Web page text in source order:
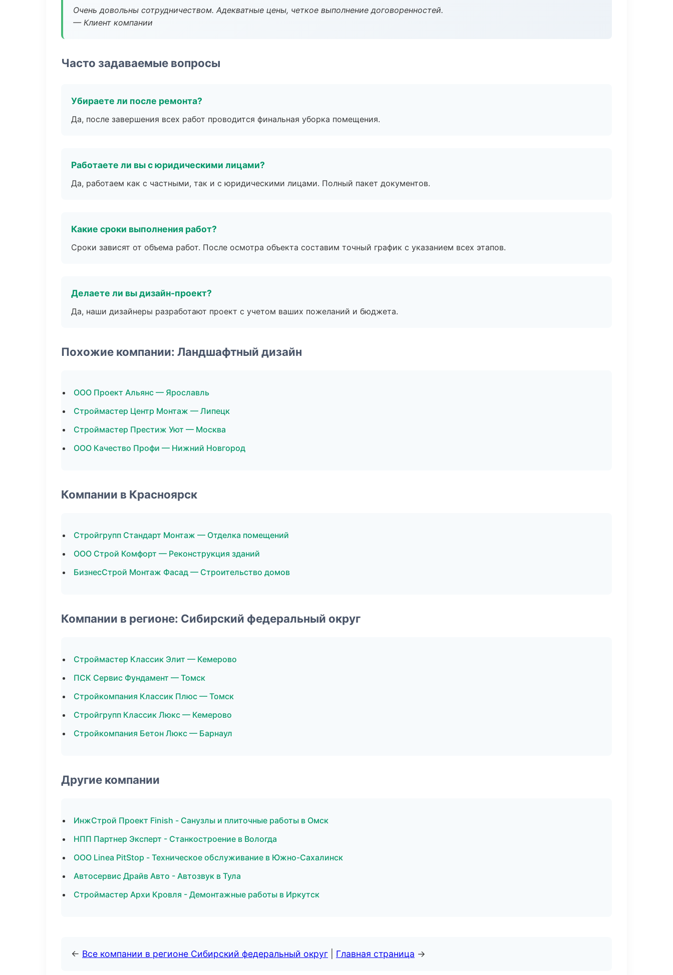
Очень довольны сотрудничеством. Адекватные цены, четкое выполнение договоренностей.
— Клиент компании
Часто задаваемые вопросы
Убираете ли после ремонта?
Да, после завершения всех работ проводится финальная уборка помещения.
Работаете ли вы с юридическими лицами?
Да, работаем как с частными, так и с юридическими лицами. Полный пакет документов.
Какие сроки выполнения работ?
Сроки зависят от объема работ. После осмотра объекта составим точный график с указанием всех этапов.
Делаете ли вы дизайн-проект?
Да, наши дизайнеры разработают проект с учетом ваших пожеланий и бюджета.
Похожие компании: Ландшафтный дизайн
ООО Проект Альянс — Ярославль
Строймастер Центр Монтаж — Липецк
Строймастер Престиж Уют — Москва
ООО Качество Профи — Нижний Новгород
Компании в Красноярск
Стройгрупп Стандарт Монтаж — Отделка помещений
ООО Строй Комфорт — Реконструкция зданий
БизнесСтрой Монтаж Фасад — Строительство домов
Компании в регионе: Сибирский федеральный округ
Строймастер Классик Элит — Кемерово
ПСК Сервис Фундамент — Томск
Стройкомпания Классик Плюс — Томск
Стройгрупп Классик Люкс — Кемерово
Стройкомпания Бетон Люкс — Барнаул
Другие компании
ИнжСтрой Проект Finish - Санузлы и плиточные работы в Омск
НПП Партнер Эксперт - Станкостроение в Вологда
ООО Linea PitStop - Техническое обслуживание в Южно-Сахалинск
Автосервис Драйв Авто - Автозвук в Тула
Строймастер Архи Кровля - Демонтажные работы в Иркутск
← Все компании в регионе Сибирский федеральный округ Главная страница →